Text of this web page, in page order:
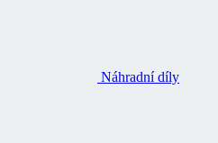
Náhradní díly